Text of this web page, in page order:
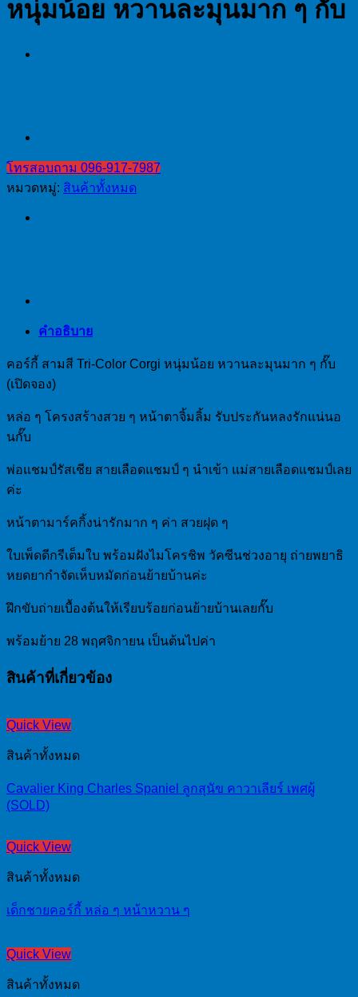
หนุ่มน้อย หวานละมุนมาก ๆ กั๊บ
โทรสอบถาม 096-917-7987
หมวดหมู่: สินค้าทั้งหมด
คำอธิบาย
คอร์กี้ สามสี Tri-Color Corgi หนุ่มน้อย หวานละมุนมาก ๆ กั๊บ
(เปิดจอง)
หล่อ ๆ โครงสร้างสวย ๆ หน้าตาจิ้มลิ้ม รับประกันหลงรักแน่นอ
นกั๊บ
พ่อแชมป์รัสเชีย สายเลือดแชมป์ ๆ นำเข้า แม่สายเลือดแชมป์เลย
ค่ะ
หน้าตามาร์คกิ้งน่ารักมาก ๆ ค่า สวยฝุด ๆ
ใบเพ็ดดีกรีเต็มใบ พร้อมฝังไมโครชิพ วัคซีนช่วงอายุ ถ่ายพยาธิ
หยดยากำจัดเห็บหมัดก่อนย้ายบ้านค่ะ
ฝึกขับถ่ายเบื้องต้นให้เรียบร้อยก่อนย้ายบ้านเลยกั๊บ
พร้อมย้าย 28 พฤศจิกายน เป็นต้นไปค่า
สินค้าที่เกี่ยวข้อง
Quick View
สินค้าทั้งหมด
Cavalier King Charles Spaniel ลูกสุนัข คาวาเลียร์ เพศผู้
(SOLD)
Quick View
สินค้าทั้งหมด
เด็กชายคอร์กี้ หล่อ ๆ หน้าหวาน ๆ
Quick View
สินค้าทั้งหมด